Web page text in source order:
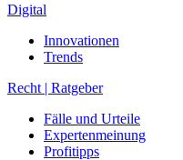
Digital
Innovationen
Trends
Recht | Ratgeber
Fälle und Urteile
Expertenmeinung
Profitipps